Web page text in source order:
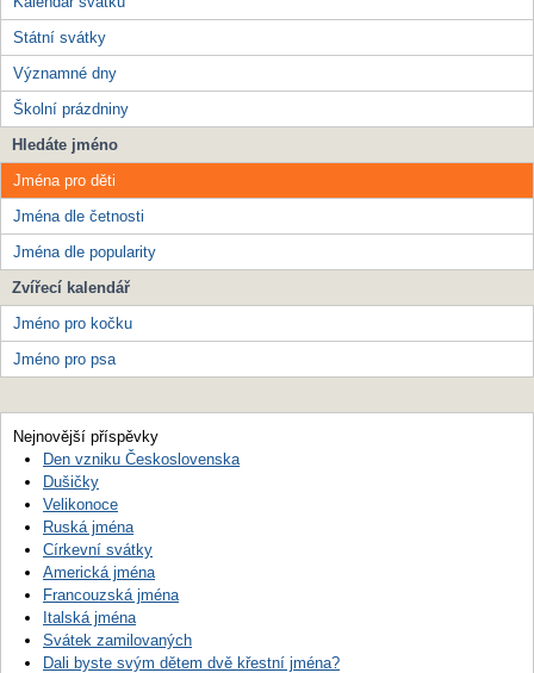
Státní svátky
Významné dny
Školní prázdniny
Hledáte jméno
Jména pro děti
Jména dle četnosti
Jména dle popularity
Zvířecí kalendář
Jméno pro kočku
Jméno pro psa
Nejnovější příspěvky
Den vzniku Československa
Dušičky
Velikonoce
Ruská jména
Církevní svátky
Americká jména
Francouzská jména
Italská jména
Svátek zamilovaných
Dali byste svým dětem dvě křestní jména?